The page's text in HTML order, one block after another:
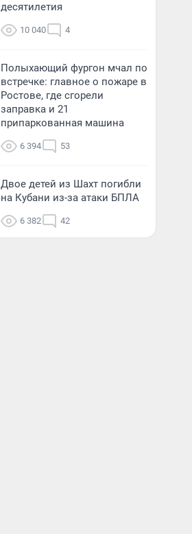
десятилетия
10 040 4
Полыхающий фургон мчал по
встречке: главное о пожаре в
Ростове, где сгорели
заправка и 21
припаркованная машина
6 394 53
Двое детей из Шахт погибли
на Кубани из-за атаки БПЛА
6 382 42